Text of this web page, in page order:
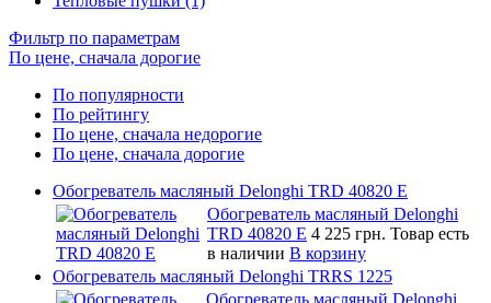
Фильтр по параметрам
По цене, сначала дорогие
По популярности
По рейтингу
По цене, сначала недорогие
По цене, сначала дорогие
Обогреватель масляный Delonghi TRD 40820 E
Обогреватель масляный Delonghi
TRD 40820 E 4 225 грн. Товар есть
в наличии В корзину
Обогреватель масляный Delonghi TRRS 1225
Обогреватель масляный Delonghi